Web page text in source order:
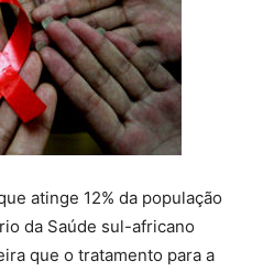
atinge 12% da população
da Saúde sul-africano
que o tratamento para a